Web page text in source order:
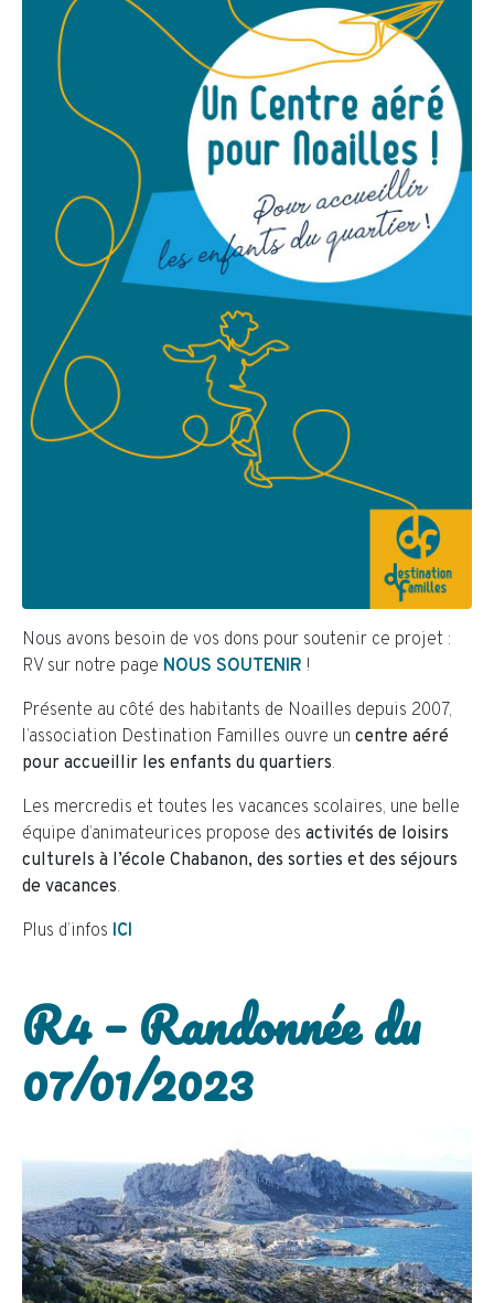
Nous avons besoin de vos dons pour soutenir ce projet :
RV sur notre page NOUS SOUTENIR !
Présente au côté des habitants de Noailles depuis 2007,
l’association Destination Familles ouvre un centre aéré
pour accueillir les enfants du quartiers.
Les mercredis et toutes les vacances scolaires, une belle
équipe d’animateurices propose des activités de loisirs
culturels à l’école Chabanon, des sorties et des séjours
de vacances.
Plus d’infos ICI
R4 – Randonnée du
07/01/2023